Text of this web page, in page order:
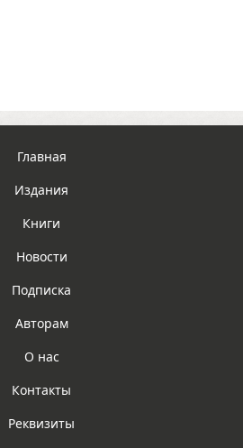
Главная
Издания
Книги
Новости
Подписка
Авторам
О нас
Контакты
Реквизиты